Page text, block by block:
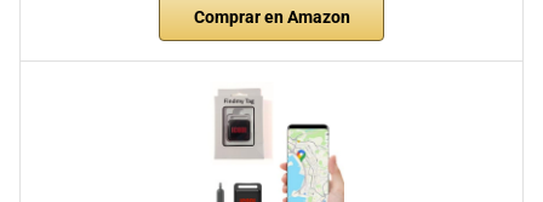
Comprar en Amazon